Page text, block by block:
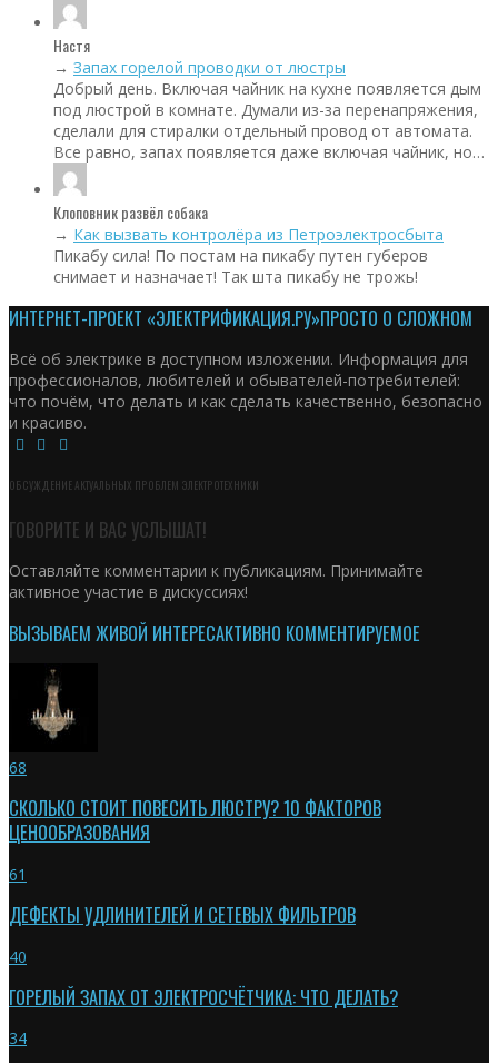
Настя
→ Запах горелой проводки от люстры
Добрый день. Включая чайник на кухне появляется дым
под люстрой в комнате. Думали из-за перенапряжения,
сделали для стиралки отдельный провод от автомата.
Все равно, запах появляется даже включая чайник, но…
Клоповник развёл собака
→ Как вызвать контролёра из Петроэлектросбыта
Пикабу сила! По постам на пикабу путен губеров
снимает и назначает! Так шта пикабу не трожь!
ИНТЕРНЕТ-ПРОЕКТ «ЭЛЕКТРИФИКАЦИЯ.РУ»ПРОСТО О СЛОЖНОМ
Всё об электрике в доступном изложении. Информация для
профессионалов, любителей и обывателей-потребителей:
что почём, что делать и как сделать качественно, безопасно
и красиво.
ОБСУЖДЕНИЕ АКТУАЛЬНЫХ ПРОБЛЕМ ЭЛЕКТРОТЕХНИКИ
ГОВОРИТЕ И ВАС УСЛЫШАТ!
Оставляйте комментарии к публикациям. Принимайте
активное участие в дискуссиях!
ВЫЗЫВАЕМ ЖИВОЙ ИНТЕРЕСАКТИВНО КОММЕНТИРУЕМОЕ
68
СКОЛЬКО СТОИТ ПОВЕСИТЬ ЛЮСТРУ? 10 ФАКТОРОВ
ЦЕНООБРАЗОВАНИЯ
61
ДЕФЕКТЫ УДЛИНИТЕЛЕЙ И СЕТЕВЫХ ФИЛЬТРОВ
40
ГОРЕЛЫЙ ЗАПАХ ОТ ЭЛЕКТРОСЧЁТЧИКА: ЧТО ДЕЛАТЬ?
34